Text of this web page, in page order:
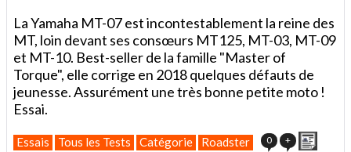
La Yamaha MT-07 est incontestablement la reine des
MT, loin devant ses consœurs MT125, MT-03, MT-09
et MT-10. Best-seller de la famille "Master of
Torque", elle corrige en 2018 quelques défauts de
jeunesse. Assurément une très bonne petite moto !
Essai.
Essais Tous les Tests Catégorie Roadster 0 +